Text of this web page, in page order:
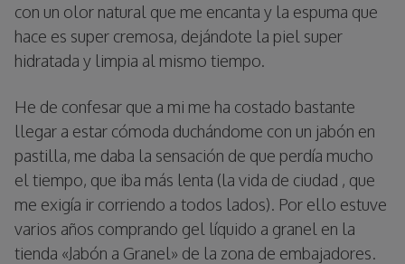
con un olor natural que me encanta y la espuma que
hace es super cremosa, dejándote la piel super
hidratada y limpia al mismo tiempo.
He de confesar que a mi me ha costado bastante
llegar a estar cómoda duchándome con un jabón en
pastilla, me daba la sensación de que perdía mucho
el tiempo, que iba más lenta (la vida de ciudad , que
me exigía ir corriendo a todos lados). Por ello estuve
varios años comprando gel líquido a granel en la
tienda «Jabón a Granel» de la zona de embajadores.